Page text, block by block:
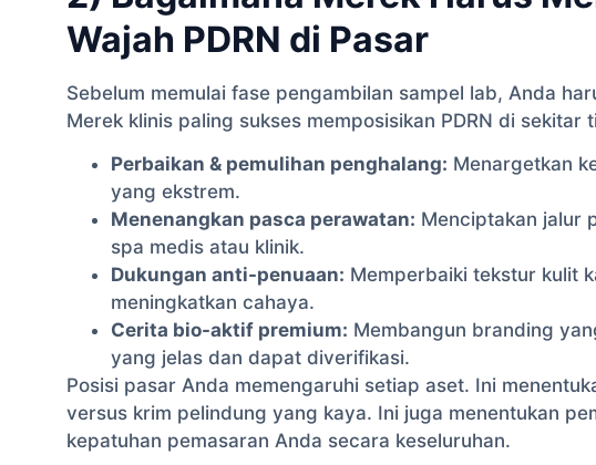
Wajah PDRN di Pasar
Sebelum memulai fase pengambilan sampel lab, Anda
Merek klinis paling sukses memposisikan PDRN di
Perbaikan & pemulihan penghalang: Menargetkan
yang ekstrem.
Menenangkan pasca perawatan: Menciptakan jalur
spa medis atau klinik.
Dukungan anti-penuaan: Memperbaiki tekstur kulit
meningkatkan cahaya.
Cerita bio-aktif premium: Membangun branding
yang jelas dan dapat diverifikasi.
Posisi pasar Anda memengaruhi setiap aset. Ini
versus krim pelindung yang kaya. Ini juga menentukan
kepatuhan pemasaran Anda secara keseluruhan.